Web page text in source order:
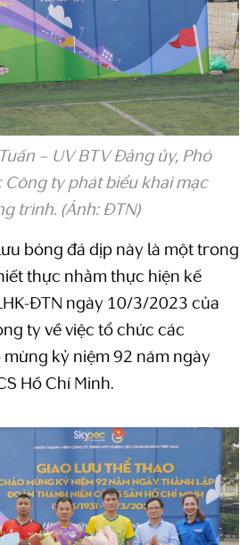
– UV BTV Đảng ủy, Phó
Công ty phát biểu khai mạc
trình. (Ảnh: ĐTN)
bóng đá dịp này là một trong
thực nhằm thực hiện kế
ĐTN ngày 10/3/2023 của
ty về việc tổ chức các
kỷ niệm 92 năm ngày
Hồ Chí Minh.